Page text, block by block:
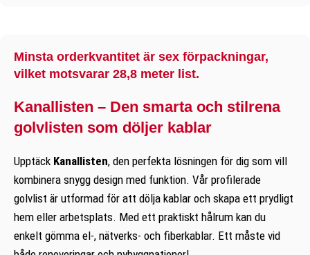
Minsta orderkvantitet är sex förpackningar,
vilket motsvarar 28,8 meter list.
Kanallisten – Den smarta och stilrena
golvlisten som döljer kablar
Upptäck Kanallisten, den perfekta lösningen för dig som vill
kombinera snygg design med funktion. Vår profilerade
golvlist är utformad för att dölja kablar och skapa ett prydligt
hem eller arbetsplats. Med ett praktiskt hålrum kan du
enkelt gömma el-, nätverks- och fiberkablar. Ett måste vid